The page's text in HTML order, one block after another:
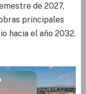
de 2027,
principales
hacia el año 2032.